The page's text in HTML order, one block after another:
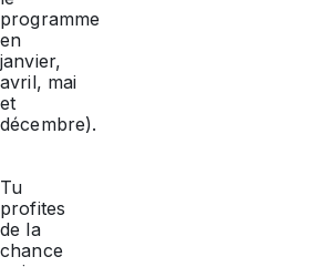
programme
en
janvier,
avril, mai
et
décembre).
Tu
profites
de la
chance